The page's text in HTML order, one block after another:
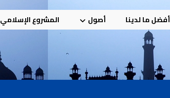
أفضل ما لدينا أصول المشروع الإسلامي